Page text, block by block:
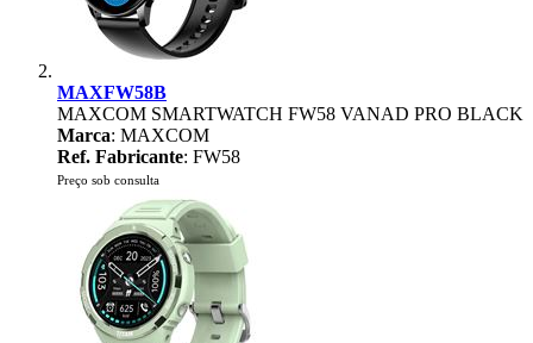
MAXFW58B
MAXCOM SMARTWATCH FW58 VANAD PRO BLACK
Marca: MAXCOM
Ref. Fabricante: FW58
Preço sob consulta